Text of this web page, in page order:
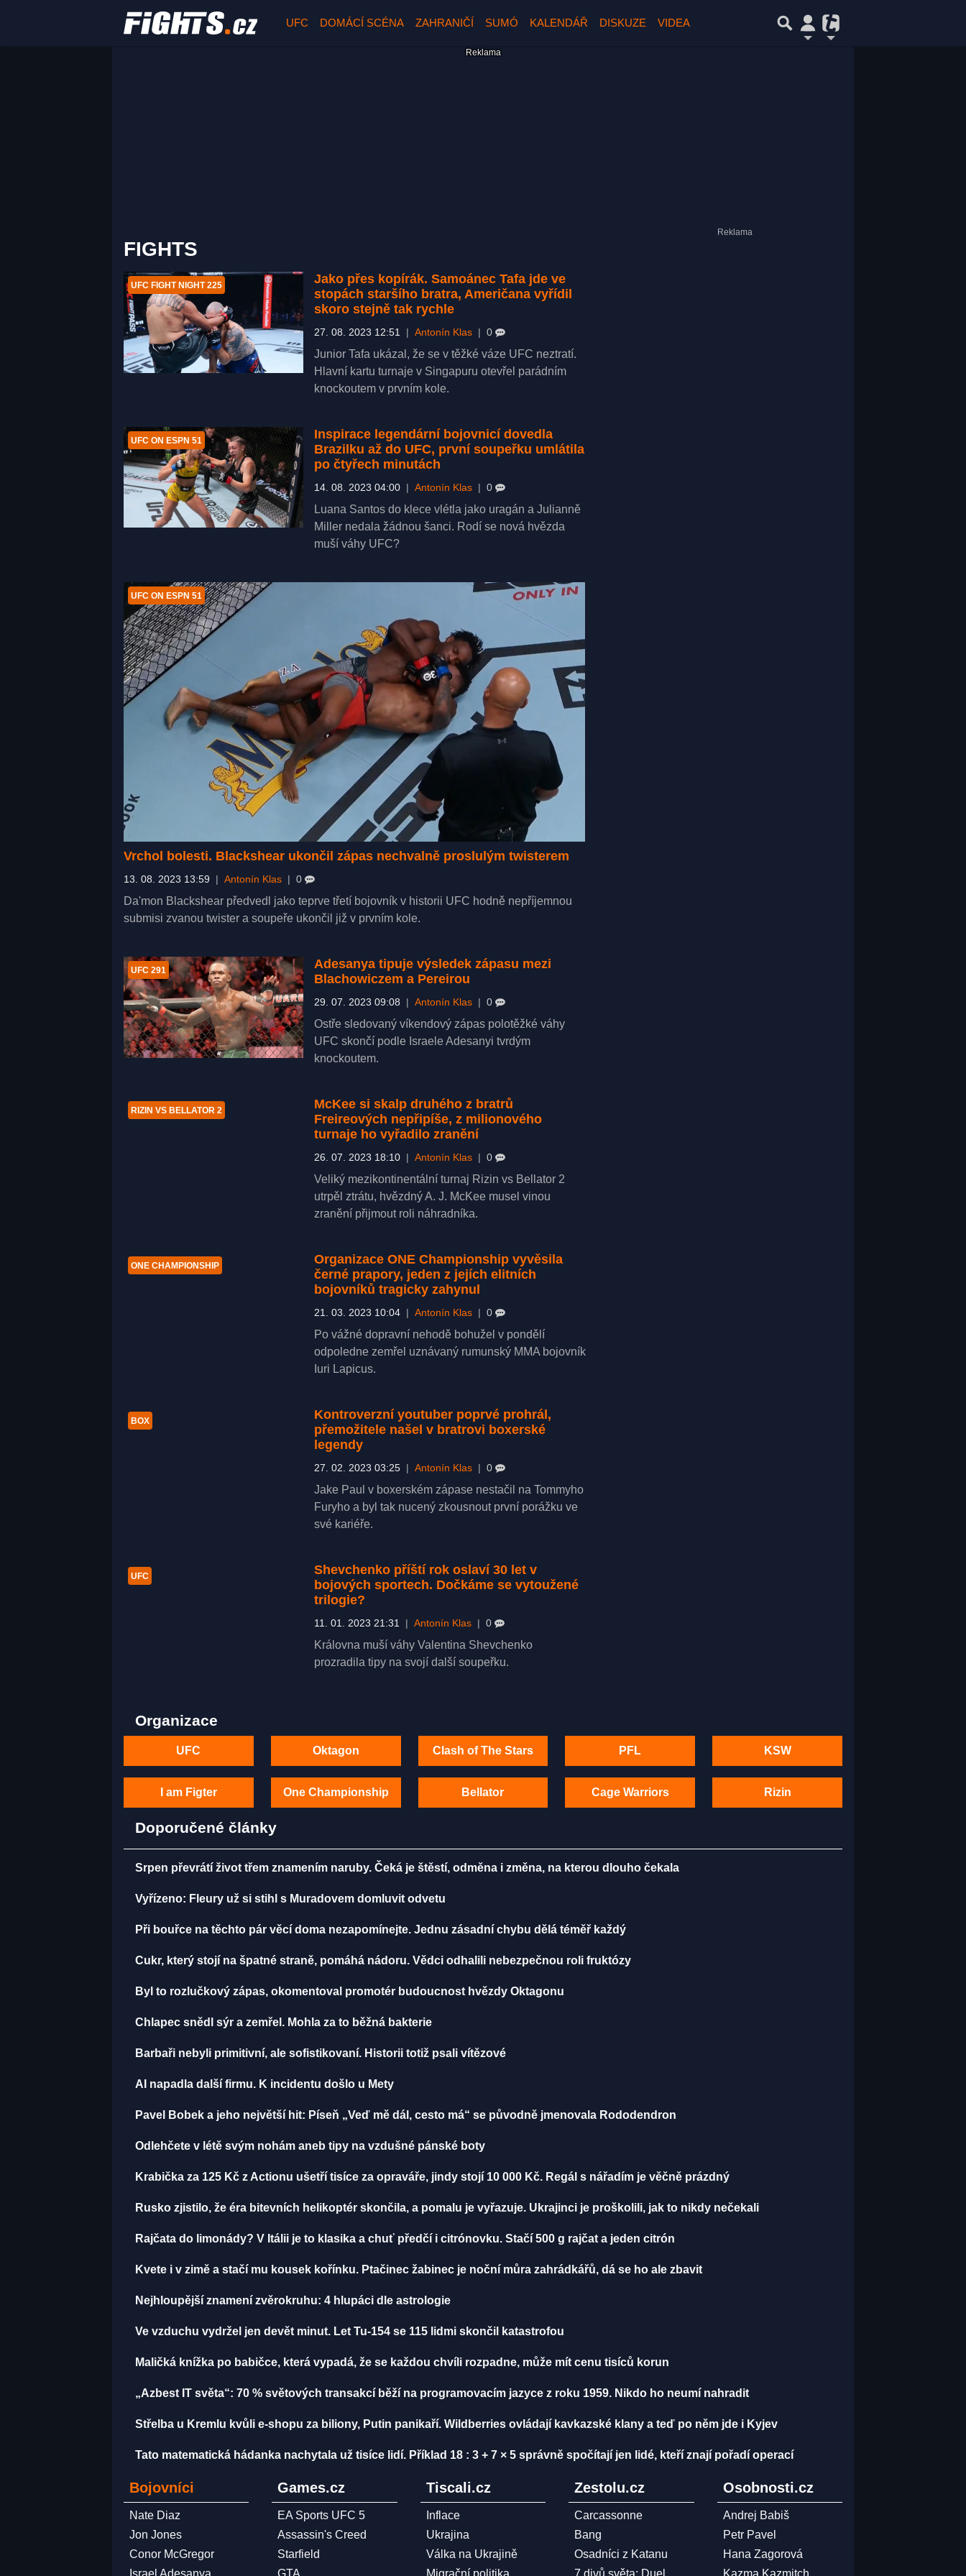
UFC DOMÁCÍ SCÉNA ZAHRANIČÍ SUMÓ KALENDÁŘ DISKUZE VIDEA
FIGHTS
UFC FIGHT NIGHT 225
Jako přes kopírák. Samoánec Tafa jde ve
stopách staršího bratra, Američana vyřídil
skoro stejně tak rychle
27. 08. 2023 12:51 Antonín Klas 0
Junior Tafa ukázal, že se v těžké váze UFC neztratí.
Hlavní kartu turnaje v Singapuru otevřel parádním
knockoutem v prvním kole.
UFC ON ESPN 51
Inspirace legendární bojovnicí dovedla
Brazilku až do UFC, první soupeřku umlátila
po čtyřech minutách
14. 08. 2023 04:00 Antonín Klas 0
Luana Santos do klece vlétla jako uragán a Julianně
Miller nedala žádnou šanci. Rodí se nová hvězda
muší váhy UFC?
UFC ON ESPN 51
Vrchol bolesti. Blackshear ukončil zápas nechvalně proslulým twisterem
13. 08. 2023 13:59 Antonín Klas 0
Da'mon Blackshear předvedl jako teprve třetí bojovník v historii UFC hodně nepříjemnou
submisi zvanou twister a soupeře ukončil již v prvním kole.
UFC 291
Adesanya tipuje výsledek zápasu mezi
Blachowiczem a Pereirou
29. 07. 2023 09:08 Antonín Klas 0
Ostře sledovaný víkendový zápas polotěžké váhy
UFC skončí podle Israele Adesanyi tvrdým
knockoutem.
RIZIN VS BELLATOR 2
McKee si skalp druhého z bratrů
Freireových nepřipíše, z milionového
turnaje ho vyřadilo zranění
26. 07. 2023 18:10 Antonín Klas 0
Veliký mezikontinentální turnaj Rizin vs Bellator 2
utrpěl ztrátu, hvězdný A. J. McKee musel vinou
zranění přijmout roli náhradníka.
ONE CHAMPIONSHIP
Organizace ONE Championship vyvěsila
černé prapory, jeden z jejích elitních
bojovníků tragicky zahynul
21. 03. 2023 10:04 Antonín Klas 0
Po vážné dopravní nehodě bohužel v pondělí
odpoledne zemřel uznávaný rumunský MMA bojovník
Iuri Lapicus.
BOX
Kontroverzní youtuber poprvé prohrál,
přemožitele našel v bratrovi boxerské
legendy
27. 02. 2023 03:25 Antonín Klas 0
Jake Paul v boxerském zápase nestačil na Tommyho
Furyho a byl tak nucený zkousnout první porážku ve
své kariéře.
UFC
Shevchenko příští rok oslaví 30 let v
bojových sportech. Dočkáme se vytoužené
trilogie?
11. 01. 2023 21:31 Antonín Klas 0
Královna muší váhy Valentina Shevchenko
prozradila tipy na svojí další soupeřku.
Organizace
UFC Oktagon Clash of The Stars PFL KSW
I am Figter One Championship Bellator Cage Warriors Rizin
Doporučené články
Srpen převrátí život třem znamením naruby. Čeká je štěstí, odměna i změna, na kterou dlouho čekala
Vyřízeno: Fleury už si stihl s Muradovem domluvit odvetu
Při bouřce na těchto pár věcí doma nezapomínejte. Jednu zásadní chybu dělá téměř každý
Cukr, který stojí na špatné straně, pomáhá nádoru. Vědci odhalili nebezpečnou roli fruktózy
Byl to rozlučkový zápas, okomentoval promotér budoucnost hvězdy Oktagonu
Chlapec snědl sýr a zemřel. Mohla za to běžná bakterie
Barbaři nebyli primitivní, ale sofistikovaní. Historii totiž psali vítězové
AI napadla další firmu. K incidentu došlo u Mety
Pavel Bobek a jeho největší hit: Píseň „Veď mě dál, cesto má“ se původně jmenovala Rododendron
Odlehčete v létě svým nohám aneb tipy na vzdušné pánské boty
Krabička za 125 Kč z Actionu ušetří tisíce za opraváře, jindy stojí 10 000 Kč. Regál s nářadím je věčně prázdný
Rusko zjistilo, že éra bitevních helikoptér skončila, a pomalu je vyřazuje. Ukrajinci je proškolili, jak to nikdy nečekali
Rajčata do limonády? V Itálii je to klasika a chuť předčí i citrónovku. Stačí 500 g rajčat a jeden citrón
Kvete i v zimě a stačí mu kousek kořínku. Ptačinec žabinec je noční můra zahrádkářů, dá se ho ale zbavit
Nejhloupější znamení zvěrokruhu: 4 hlupáci dle astrologie
Ve vzduchu vydržel jen devět minut. Let Tu-154 se 115 lidmi skončil katastrofou
Maličká knížka po babičce, která vypadá, že se každou chvíli rozpadne, může mít cenu tisíců korun
„Azbest IT světa“: 70 % světových transakcí běží na programovacím jazyce z roku 1959. Nikdo ho neumí nahradit
Střelba u Kremlu kvůli e-shopu za biliony, Putin panikaří. Wildberries ovládají kavkazské klany a teď po něm jde i Kyjev
Tato matematická hádanka nachytala už tisíce lidí. Příklad 18 : 3 + 7 × 5 správně spočítají jen lidé, kteří znají pořadí operací
Bojovníci
Nate Diaz
Jon Jones
Conor McGregor
Israel Adesanya
Games.cz
EA Sports UFC 5
Assassin's Creed
Starfield
GTA
Tiscali.cz
Inflace
Ukrajina
Válka na Ukrajině
Migrační politika
Zestolu.cz
Carcassonne
Bang
Osadníci z Katanu
7 divů světa: Duel
Osobnosti.cz
Andrej Babiš
Petr Pavel
Hana Zagorová
Kazma Kazmitch